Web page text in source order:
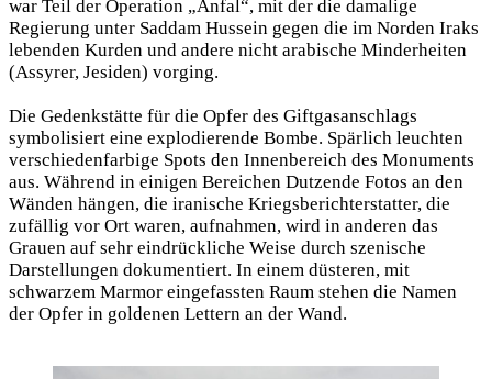
war Teil der Operation „Anfal“, mit der die damalige
Regierung unter Saddam Hussein gegen die im Norden Iraks
lebenden Kurden und andere nicht arabische Minderheiten
(Assyrer, Jesiden) vorging.
Die Gedenkstätte für die Opfer des Giftgasanschlags
symbolisiert eine explodierende Bombe. Spärlich leuchten
verschiedenfarbige Spots den Innenbereich des Monuments
aus. Während in einigen Bereichen Dutzende Fotos an den
Wänden hängen, die iranische Kriegsberichterstatter, die
zufällig vor Ort waren, aufnahmen, wird in anderen das
Grauen auf sehr eindrückliche Weise durch szenische
Darstellungen dokumentiert. In einem düsteren, mit
schwarzem Marmor eingefassten Raum stehen die Namen
der Opfer in goldenen Lettern an der Wand.